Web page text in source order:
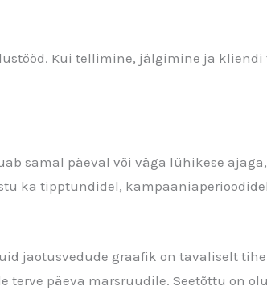
Kui tellimine, jälgimine ja
samal päeval või väga lühikese
ka tipptundidel,
jaotusvedude graafik on tavaliselt
päeva marsruudile. Seetõttu on